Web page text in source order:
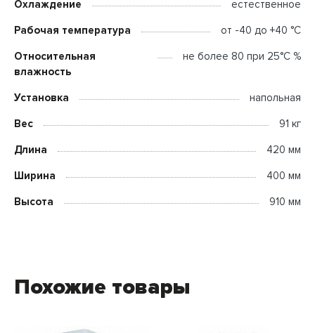
Охлаждение естественное
Рабочая температура от -40 до +40 °C
Относительная
влажность
не более 80 при 25°С %
Установка напольная
Вес 91 кг
Длина 420 мм
Ширина 400 мм
Высота 910 мм
Похожие товары